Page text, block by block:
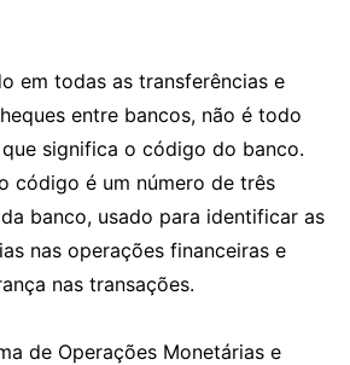
em todas as transferências e
entre bancos, não é todo
significa o código do banco.
código é um número de três
banco, usado para identificar as
nas operações financeiras e
nas transações.
de Operações Monetárias e